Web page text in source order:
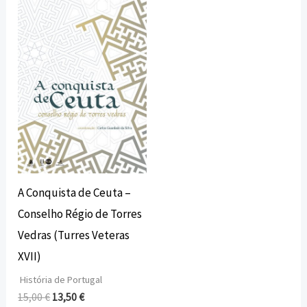
A Conquista de Ceuta –
Conselho Régio de Torres
Vedras (Turres Veteras
XVII)
História de Portugal
15,00€
preço
original
era:
15,00 €.
13,50€
preço
atual
é:
13,50 €.